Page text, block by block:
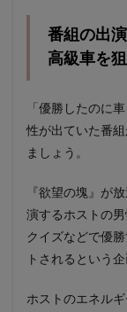
番組の出
高級車を
「優勝したのに
性が出ていた番
ましょう。
『欲望の塊』が
演するホストの
クイズなどで優
トされるという企
ホストのエネル